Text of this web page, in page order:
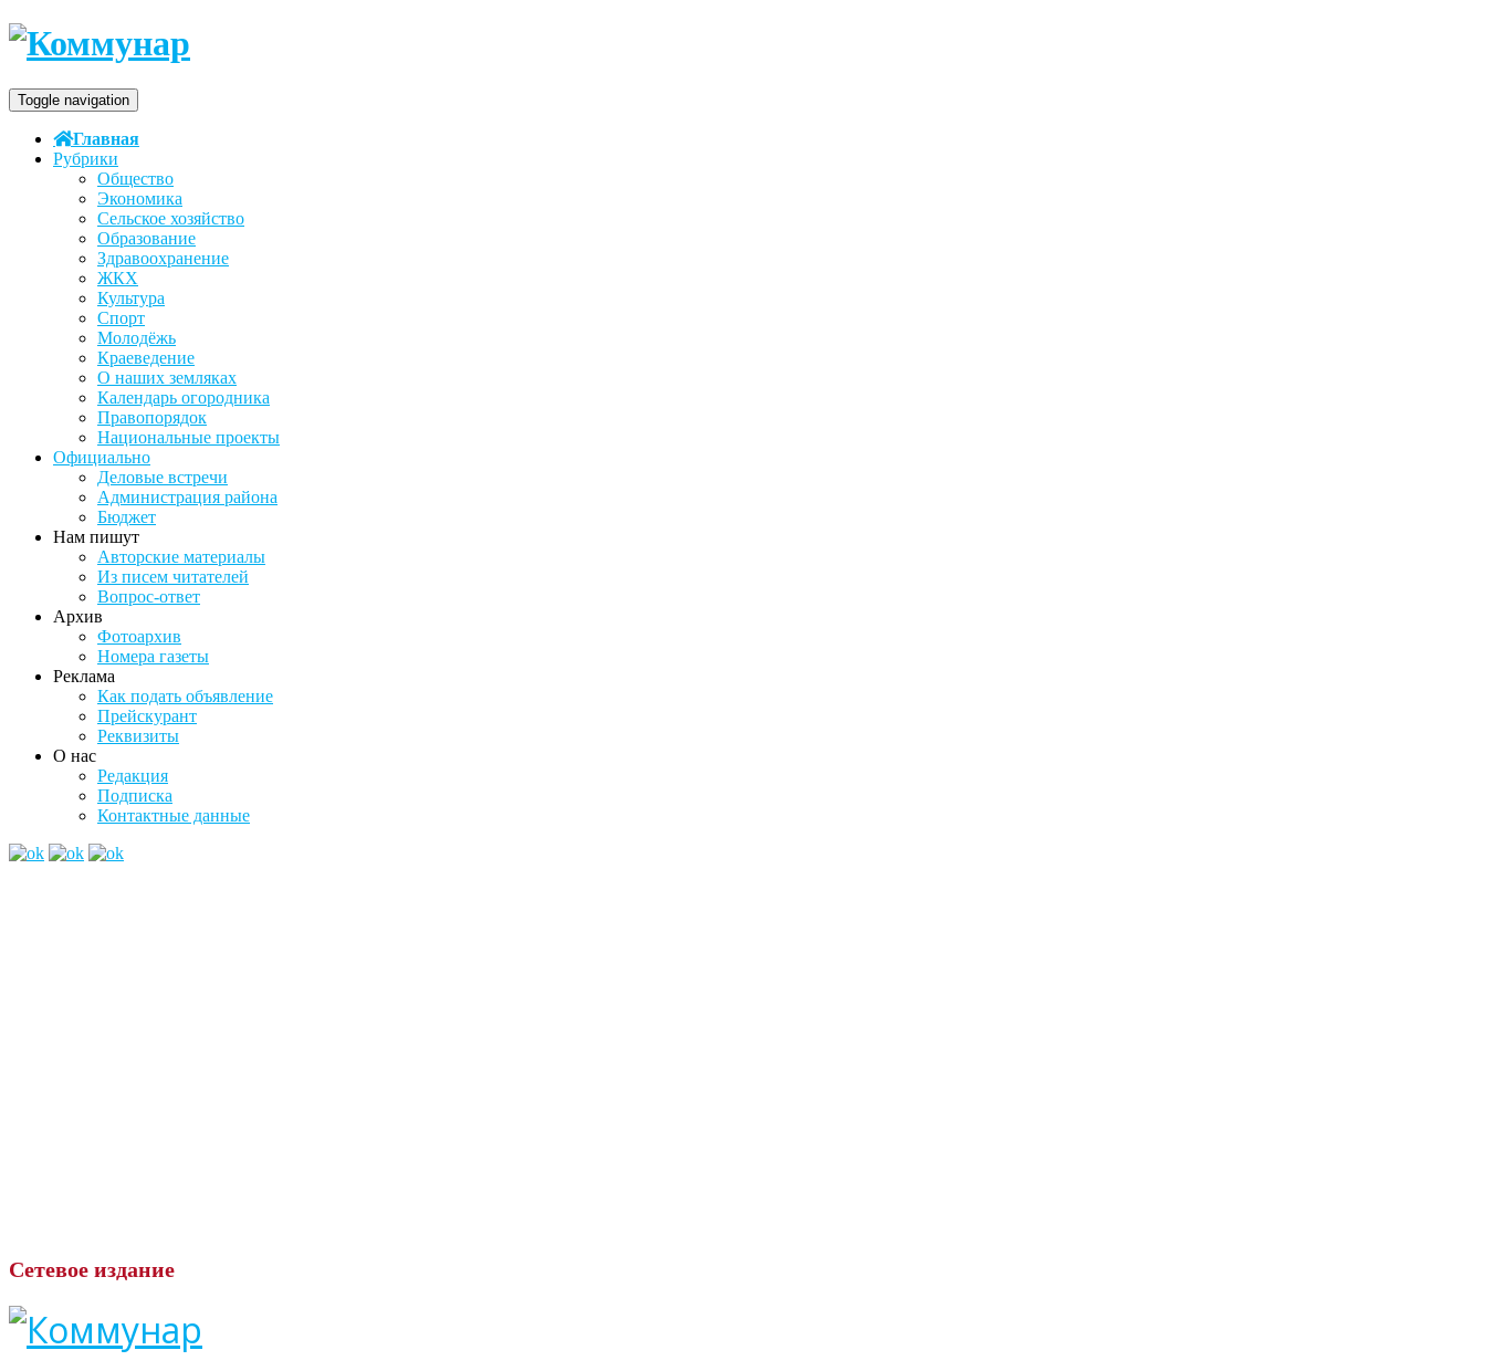
Toggle navigation
Главная
Рубрики
Общество
Экономика
Сельское хозяйство
Образование
Здравоохранение
ЖКХ
Культура
Спорт
Молодёжь
Краеведение
О наших земляках
Календарь огородника
Правопорядок
Национальные проекты
Официально
Деловые встречи
Администрация района
Бюджет
Нам пишут
Авторские материалы
Из писем читателей
Вопрос-ответ
Архив
Фотоархив
Номера газеты
Реклама
Как подать объявление
Прейскурант
Реквизиты
О нас
Редакция
Подписка
Контактные данные
Сетевое издание